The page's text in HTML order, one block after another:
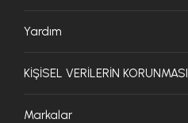
Yardım
KİŞİSEL VERİLERİN KORUNMASI
Markalar